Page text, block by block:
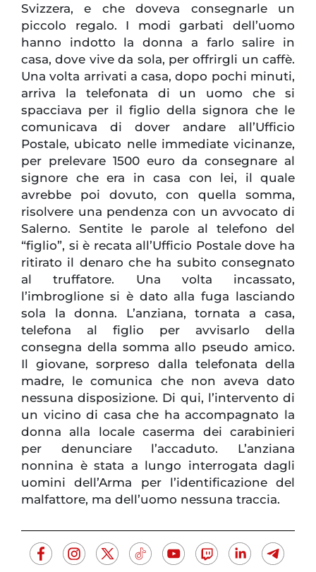
Svizzera, e che doveva consegnarle un
piccolo regalo. I modi garbati dell’uomo
hanno indotto la donna a farlo salire in
casa, dove vive da sola, per offrirgli un caffè.
Una volta arrivati a casa, dopo pochi minuti,
arriva la telefonata di un uomo che si
spacciava per il figlio della signora che le
comunicava di dover andare all’Ufficio
Postale, ubicato nelle immediate vicinanze,
per prelevare 1500 euro da consegnare al
signore che era in casa con lei, il quale
avrebbe poi dovuto, con quella somma,
risolvere una pendenza con un avvocato di
Salerno. Sentite le parole al telefono del
“figlio”, si è recata all’Ufficio Postale dove ha
ritirato il denaro che ha subito consegnato
al truffatore. Una volta incassato,
l’imbroglione si è dato alla fuga lasciando
sola la donna. L’anziana, tornata a casa,
telefona al figlio per avvisarlo della
consegna della somma allo pseudo amico.
Il giovane, sorpreso dalla telefonata della
madre, le comunica che non aveva dato
nessuna disposizione. Di qui, l’intervento di
un vicino di casa che ha accompagnato la
donna alla locale caserma dei carabinieri
per denunciare l’accaduto. L’anziana
nonnina è stata a lungo interrogata dagli
uomini dell’Arma per l’identificazione del
malfattore, ma dell’uomo nessuna traccia.